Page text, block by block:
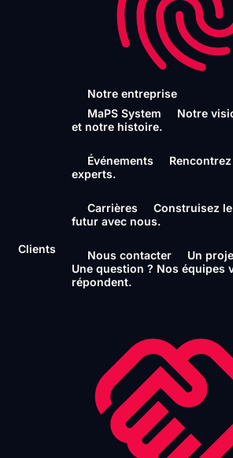
Clients
Notre entreprise
MaPS System
Notre
et notre histoire.
Événements
experts.
Carrières
Construisez le
futur avec nous.
Nous contacter
Un
Une question ? Nos équipes
répondent.